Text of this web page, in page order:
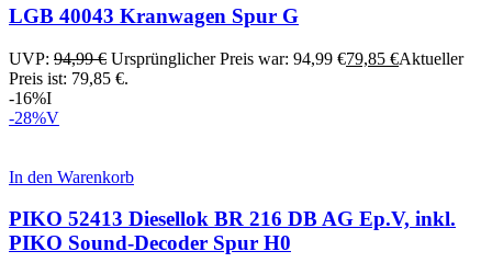
LGB 40043 Kranwagen Spur G
UVP: 94,99€ Ursprünglicher Preis war: 94,99 €79,85 €Aktueller
Preis ist: 79,85 €.
-16%I
-28%V
In den Warenkorb
PIKO 52413 Diesellok BR 216 DB AG Ep.V, inkl.
PIKO Sound-Decoder Spur H0